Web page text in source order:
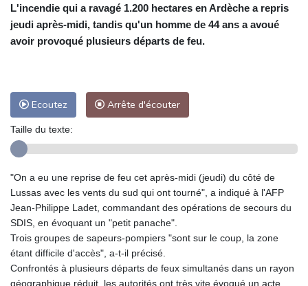
L'incendie qui a ravagé 1.200 hectares en Ardèche a repris
jeudi après-midi, tandis qu'un homme de 44 ans a avoué
avoir provoqué plusieurs départs de feu.
Ecoutez Arrête d'écouter
Taille du texte:
"On a eu une reprise de feu cet après-midi (jeudi) du côté de
Lussas avec les vents du sud qui ont tourné", a indiqué à l'AFP
Jean-Philippe Ladet, commandant des opérations de secours du
SDIS, en évoquant un "petit panache".
Trois groupes de sapeurs-pompiers "sont sur le coup, la zone
étant difficile d'accès", a-t-il précisé.
Confrontés à plusieurs départs de feux simultanés dans un rayon
géographique réduit, les autorités ont très vite évoqué un acte